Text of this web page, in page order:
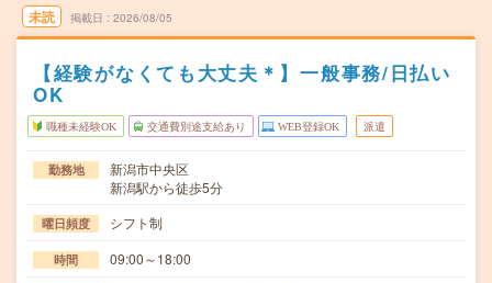
未読 掲載日 2026/08/05
【経験がなくても大丈夫＊】一般事務/日払い
OK
職種未経験OK 交通費別途支給あり WEB登録OK 派遣
勤務地
新潟市中央区
新潟駅から徒歩5分
曜日頻度 シフト制
時間 09:00～18:00